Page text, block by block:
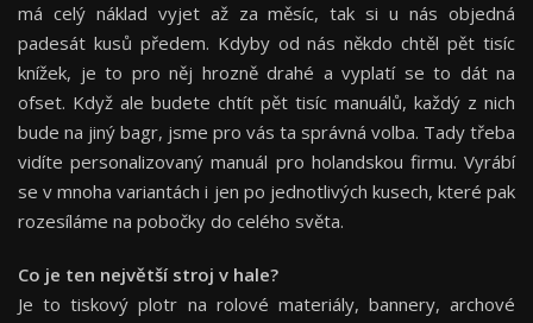
má celý náklad vyjet až za měsíc, tak si u nás objedná
padesát kusů předem. Kdyby od nás někdo chtěl pět tisíc
knížek, je to pro něj hrozně drahé a vyplatí se to dát na
ofset. Když ale budete chtít pět tisíc manuálů, každý z nich
bude na jiný bagr, jsme pro vás ta správná volba. Tady třeba
vidíte personalizovaný manuál pro holandskou firmu. Vyrábí
se v mnoha variantách i jen po jednotlivých kusech, které pak
rozesíláme na pobočky do celého světa.
Co je ten největší stroj v hale?
Je to tiskový plotr na rolové materiály, bannery, archové